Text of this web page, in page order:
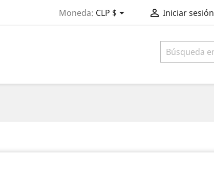
Moneda: CLP $  Iniciar sesión